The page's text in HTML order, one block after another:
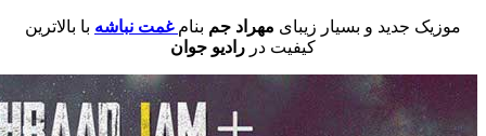
جدید و بسیار زیبایمهراد جم بنام غمت نباشهبا بالاترین
کیفیت دررادیو جوان